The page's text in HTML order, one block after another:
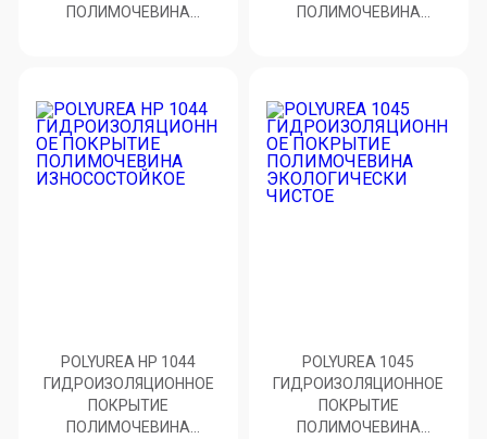
ПОЛИМОЧЕВИНА
ПОЛИМОЧЕВИНА
POLYUREA HP 1044
ГИДРОИЗОЛЯЦИОННОЕ
ПОКРЫТИЕ
ПОЛИМОЧЕВИНА
POLYUREA 1045
ГИДРОИЗОЛЯЦИОННОЕ
ПОКРЫТИЕ
ПОЛИМОЧЕВИНА